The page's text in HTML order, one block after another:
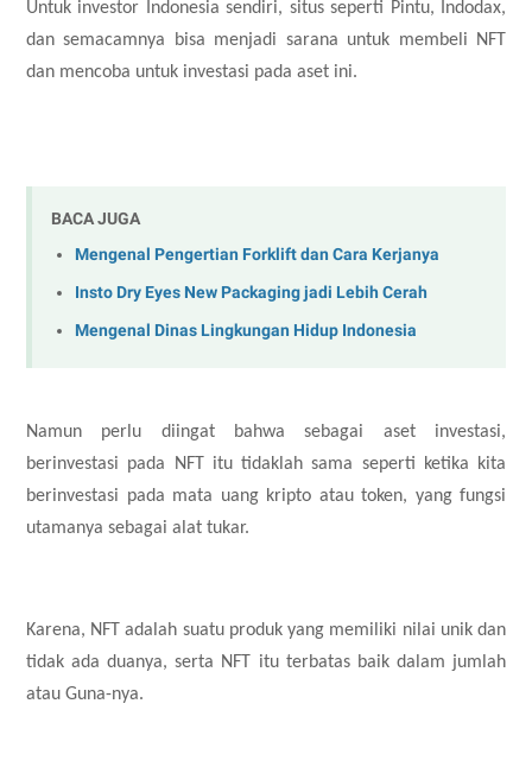
Untuk investor Indonesia sendiri, situs seperti Pintu, Indodax,
dan semacamnya bisa menjadi sarana untuk membeli NFT
dan mencoba untuk investasi pada aset ini.
BACA JUGA
Mengenal Pengertian Forklift dan Cara Kerjanya
Insto Dry Eyes New Packaging jadi Lebih Cerah
Mengenal Dinas Lingkungan Hidup Indonesia
Namun perlu diingat bahwa sebagai aset investasi,
berinvestasi pada NFT itu tidaklah sama seperti ketika kita
berinvestasi pada mata uang kripto atau token, yang fungsi
utamanya sebagai alat tukar.
Karena, NFT adalah suatu produk yang memiliki nilai unik dan
tidak ada duanya, serta NFT itu terbatas baik dalam jumlah
atau Guna-nya.